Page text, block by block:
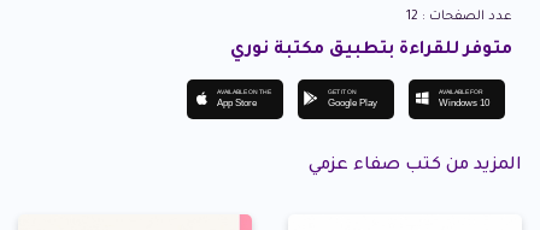
عدد الصفحات : 12
متوفر للقراءة بتطبيق مكتبة نوري
AVAILABLE ON THE
App Store
GET IT ON
Google Play
AVAILABLE FOR
Windows 10
المزيد من كتب صفاء عزمي